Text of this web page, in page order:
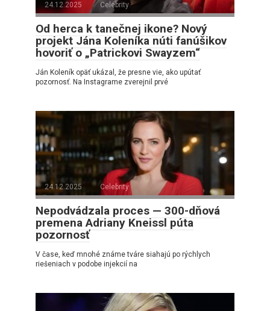
24.12.2025 Celebrity
Od herca k tanečnej ikone? Nový
projekt Jána Koleníka núti fanúšikov
hovoriť o „Patrickovi Swayzem“
Ján Koleník opäť ukázal, že presne vie, ako upútať
pozornosť. Na Instagrame zverejnil prvé
24.12.2025 Celebrity
Nepodvádzala proces — 300-dňová
premena Adriany Kneissl púta
pozornosť
V čase, keď mnohé známe tváre siahajú po rýchlych
riešeniach v podobe injekcií na